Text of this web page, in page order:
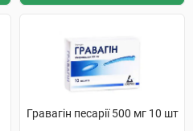
Гравагін песарії 500 мг 10 шт